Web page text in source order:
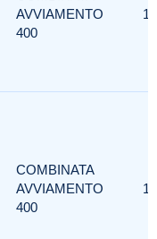
AVVIAMENTO
400
1
COMBINATA
AVVIAMENTO
400
1